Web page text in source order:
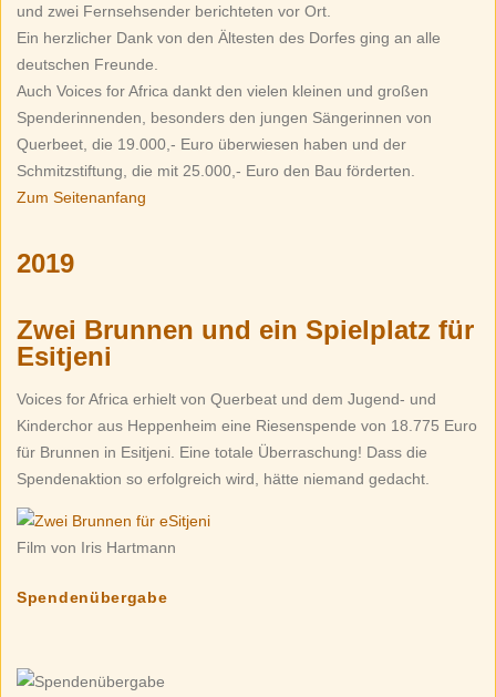
und zwei Fernsehsender berichteten vor Ort.
Ein herzlicher Dank von den Ältesten des Dorfes ging an alle
deutschen Freunde.
Auch Voices for Africa dankt den vielen kleinen und großen
Spenderinnenden, besonders den jungen Sängerinnen von
Querbeet, die 19.000,- Euro überwiesen haben und der
Schmitzstiftung, die mit 25.000,- Euro den Bau förderten.
Zum Seitenanfang
2019
Zwei Brunnen und ein Spielplatz für
Esitjeni
Voices for Africa erhielt von Querbeat und dem Jugend- und
Kinderchor aus Heppenheim eine Riesenspende von 18.775 Euro
für Brunnen in Esitjeni. Eine totale Überraschung! Dass die
Spendenaktion so erfolgreich wird, hätte niemand gedacht.
Film von Iris Hartmann
Spendenübergabe